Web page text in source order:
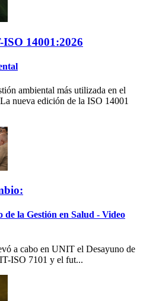
14001:2026
ambiental más utilizada en el
nueva edición de la ISO 14001
la Gestión en Salud - Video
a cabo en UNIT el Desayuno de
ISO 7101 y el fut...